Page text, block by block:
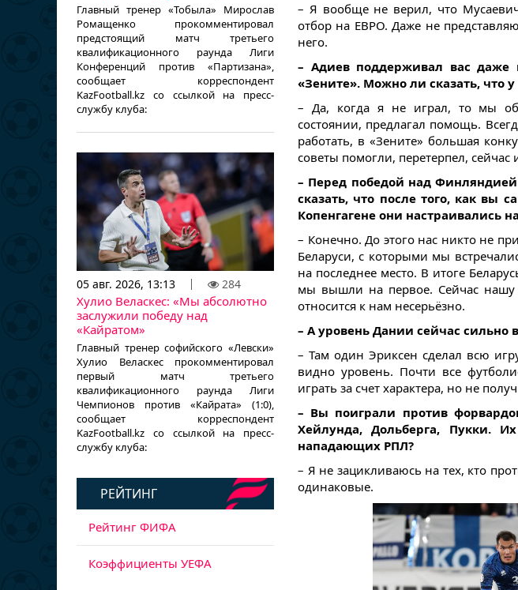
Главный тренер «Тобыла» Мирослав
Ромащенко прокомментировал
предстоящий матч третьего
квалификационного раунда Лиги
Конференций против «Партизана»,
сообщает корреспондент
KazFootball.kz со ссылкой на пресс-
службу клуба:
05 авг. 2026, 13:13 284
Хулио Веласкес: «Мы абсолютно
заслужили победу над
«Кайратом»
Главный тренер софийского «Левски»
Хулио Веласкес прокомментировал
первый матч третьего
квалификационного раунда Лиги
Чемпионов против «Кайрата» (1:0),
сообщает корреспондент
KazFootball.kz со ссылкой на пресс-
службу клуба:
РЕЙТИНГ
Рейтинг ФИФА
Коэффициенты УЕФА
– Я вообще не верил, что
отбор на ЕВРО. Даже не
него.
– Адиев поддерживал вас
«Зените». Можно ли сказать, что
– Да, когда я не играл, то мы
состоянии, предлагал помощь.
работать, в «Зените» большая
советы помогли, перетерпел,
– Перед победой над
сказать, что после того, как вы
Копенгагене они настраивались
– Конечно. До этого нас никто не
Беларуси, с которыми мы
на последнее место. В итоге
мы вышли на первое. Сейчас нашу
относится к нам несерьёзно.
– А уровень Дании сейчас сильно
– Там один Эриксен сделал всю
видно уровень. Почти все
играть за счет характера, но не
– Вы поиграли против
Хейлунда, Дольберга, Пукки.
нападающих РПЛ?
– Я не зацикливаюсь на тех, кто
одинаковые.